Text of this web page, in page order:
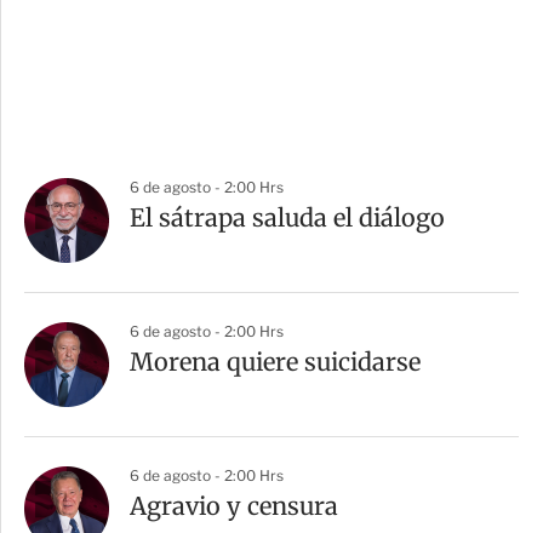
6 de agosto - 2:00 Hrs
El sátrapa saluda el diálogo
6 de agosto - 2:00 Hrs
Morena quiere suicidarse
6 de agosto - 2:00 Hrs
Agravio y censura